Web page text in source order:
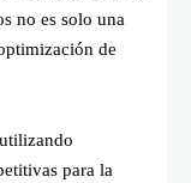
no es solo una
de
para la